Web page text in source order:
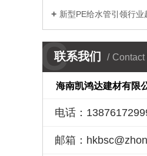
新型PE给水管引领行业趋势
联系我们 Contact
C
海南凯鸿达建材有限
电话：
邮箱：